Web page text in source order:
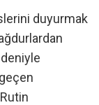
duyurmak